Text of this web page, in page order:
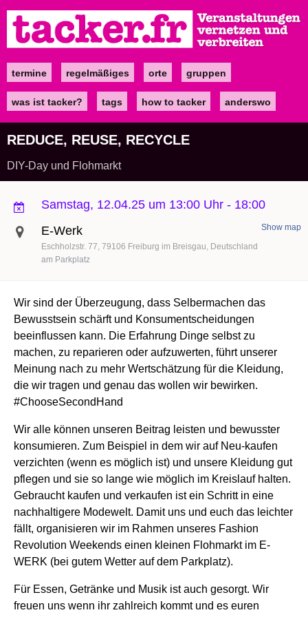
zum
Inhalt
Maintermine regelmäßiges orte gruppen
was ist tacker? tags how to tacker anderswo
REDUCE, REUSE, RECYCLE
DIY-Day und Flohmarkt
Samstag, 12.04.25 um 13:00 Uhr - 18:00
E-Werk
Eschholzstr. 77 79106 Freiburg im Breisgau Deutschland
Show map
am Parkplatz
Wir sind der Überzeugung, dass Selbermachen das
Bewusstsein schärft und Konsumentscheidungen
beeinflussen kann. Die Erfahrung Dinge selbst zu
machen, zu reparieren oder aufzuwerten, führt unserer
Meinung nach zu mehr Wertschätzung für die Kleidung,
die wir tragen und genau das wollen wir bewirken.
#ChooseSecondHand
Wir alle können unseren Beitrag leisten und bewusster
konsumieren. Zum Beispiel in dem wir auf Neu-kaufen
verzichten (wenn es möglich ist) und unsere Kleidung gut
pflegen und sie so lange wie möglich im Kreislauf halten.
Gebraucht kaufen und verkaufen ist ein Schritt in eine
nachhaltigere Modewelt. Damit uns und euch das leichter
fällt, organisieren wir im Rahmen unseres Fashion
Revolution Weekends einen kleinen Flohmarkt im E-
WERK (bei gutem Wetter auf dem Parkplatz).
Für Essen, Getränke und Musik ist auch gesorgt. Wir
freuen uns wenn ihr zahlreich kommt und es euren